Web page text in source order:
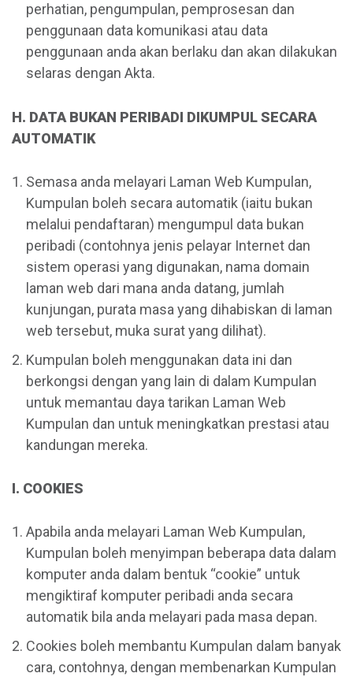
perhatian, pengumpulan, pemprosesan dan
penggunaan data komunikasi atau data
penggunaan anda akan berlaku dan akan dilakukan
selaras dengan Akta.
H. DATA BUKAN PERIBADI DIKUMPUL SECARA
AUTOMATIK
Semasa anda melayari Laman Web Kumpulan,
Kumpulan boleh secara automatik (iaitu bukan
melalui pendaftaran) mengumpul data bukan
peribadi (contohnya jenis pelayar Internet dan
sistem operasi yang digunakan, nama domain
laman web dari mana anda datang, jumlah
kunjungan, purata masa yang dihabiskan di laman
web tersebut, muka surat yang dilihat).
Kumpulan boleh menggunakan data ini dan
berkongsi dengan yang lain di dalam Kumpulan
untuk memantau daya tarikan Laman Web
Kumpulan dan untuk meningkatkan prestasi atau
kandungan mereka.
I. COOKIES
Apabila anda melayari Laman Web Kumpulan,
Kumpulan boleh menyimpan beberapa data dalam
komputer anda dalam bentuk “cookie” untuk
mengiktiraf komputer peribadi anda secara
automatik bila anda melayari pada masa depan.
Cookies boleh membantu Kumpulan dalam banyak
cara, contohnya, dengan membenarkan Kumpulan